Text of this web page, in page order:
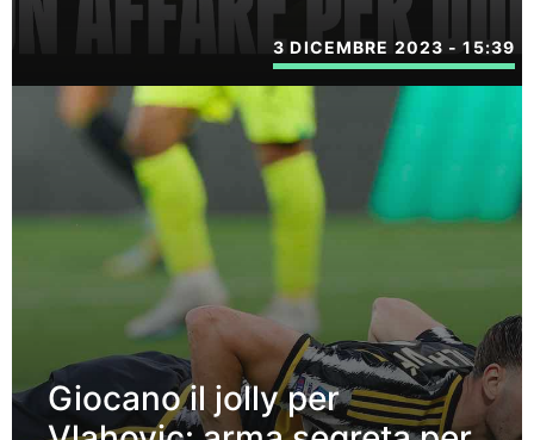
3 DICEMBRE 2023 - 15:39
Giocano il jolly per